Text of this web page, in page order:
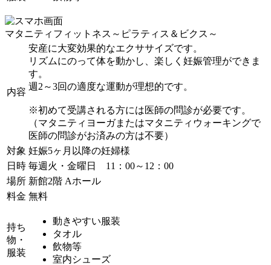
マタニティフィットネス～ピラティス＆ビクス～
内容
安産に大変効果的なエクササイズです。
リズムにのって体を動かし、楽しく妊娠管理ができま
す。
週2～3回の適度な運動が理想的です。
※初めて受講される方には医師の問診が必要です。
（マタニティヨーガまたはマタニティウォーキングで
医師の問診がお済みの方は不要）
対象 妊娠5ヶ月以降の妊婦様
日時 毎週火・金曜日 11：00～12：00
場所 新館2階 Aホール
料金 無料
持ち
物・
服装
動きやすい服装
タオル
飲物等
室内シューズ